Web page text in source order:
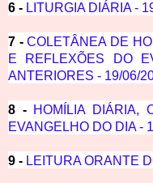
6 - LITURGIA DIÁRIA -
7 -COLETÂNEA DE
E REFLEXÕES DO
ANTERIORES - 19/06/
8 - HOMÍLIA DIÁRIA,
EVANGELHO DO DIA -
9 - LEITURA ORANTE